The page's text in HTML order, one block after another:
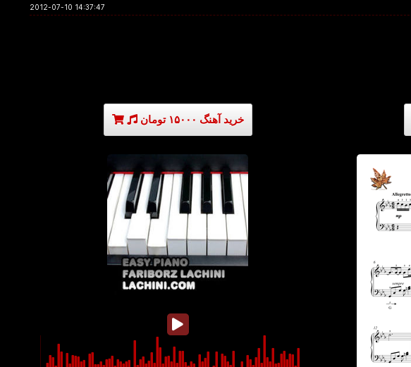
2012-07-10 14:37:47
خرید آهنگ ۱۵۰۰۰ تومان